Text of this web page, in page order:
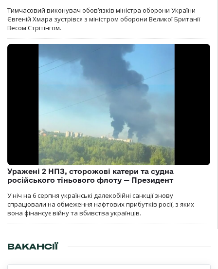
Тимчасовий виконувач обов’язків міністра оборони України
Євгеній Хмара зустрівся з міністром оборони Великої Британії
Весом Стрітінгом.
Уражені 2 НПЗ, сторожові катери та судна
російського тіньового флоту — Президент
У ніч на 6 серпня українські далекобійні санкції знову
спрацювали на обмеження нафтових прибутків росії, з яких
вона фінансує війну та вбивства українців.
ВАКАНСІЇ